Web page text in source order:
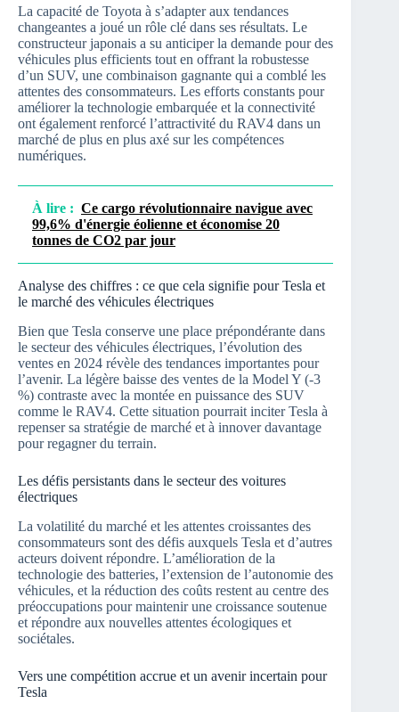
La capacité de Toyota à s’adapter aux tendances
changeantes a joué un rôle clé dans ses résultats. Le
constructeur japonais a su anticiper la demande pour des
véhicules plus efficients tout en offrant la robustesse
d’un SUV, une combinaison gagnante qui a comblé les
attentes des consommateurs. Les efforts constants pour
améliorer la technologie embarquée et la connectivité
ont également renforcé l’attractivité du RAV4 dans un
marché de plus en plus axé sur les compétences
numériques.
À lire : Ce cargo révolutionnaire navigue avec
99,6% d'énergie éolienne et économise 20
tonnes de CO2 par jour
Analyse des chiffres : ce que cela signifie pour Tesla et
le marché des véhicules électriques
Bien que Tesla conserve une place prépondérante dans
le secteur des véhicules électriques, l’évolution des
ventes en 2024 révèle des tendances importantes pour
l’avenir. La légère baisse des ventes de la Model Y (-3
%) contraste avec la montée en puissance des SUV
comme le RAV4. Cette situation pourrait inciter Tesla à
repenser sa stratégie de marché et à innover davantage
pour regagner du terrain.
Les défis persistants dans le secteur des voitures
électriques
La volatilité du marché et les attentes croissantes des
consommateurs sont des défis auxquels Tesla et d’autres
acteurs doivent répondre. L’amélioration de la
technologie des batteries, l’extension de l’autonomie des
véhicules, et la réduction des coûts restent au centre des
préoccupations pour maintenir une croissance soutenue
et répondre aux nouvelles attentes écologiques et
sociétales.
Vers une compétition accrue et un avenir incertain pour
Tesla